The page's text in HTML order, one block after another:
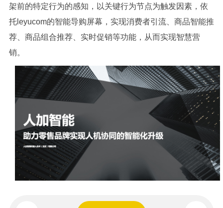
架前的特定行为的感知，以关键行为节点为触发因素，依
托leyucom的智能导购屏幕，实现消费者引流、商品智能推
荐、商品组合推荐、实时促销等功能，从而实现智慧营
销。